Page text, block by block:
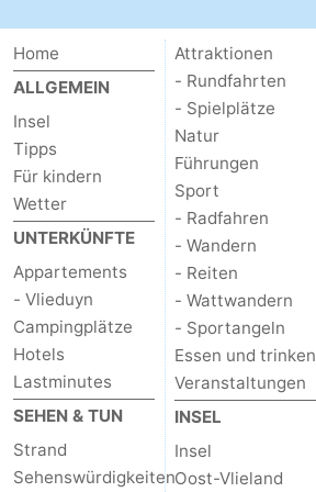
und
trinken
Veranstaltungen
Praktisch
Forum
Route
-
Fähre
Inselhüpfen
Reisebuchshop
Medizin
Adressen
Region
Friesland
Home
ALLGEMEIN
Insel
Tipps
Für kindern
Wetter
UNTERKÜNFTE
Appartements
- Vlieduyn
Campingplätze
Hotels
Lastminutes
SEHEN & TUN
Strand
Sehenswürdigkeiten
Attraktionen
- Rundfahrten
- Spielplätze
Natur
Führungen
Sport
- Radfahren
- Wandern
- Reiten
- Wattwandern
- Sportangeln
Essen und trinken
Veranstaltungen
INSEL
Insel
Oost-Vlieland